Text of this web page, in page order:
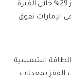
الطاقة الشمسية العالمي بمعدلات لا تتجاوز 29% خلال الفترة
في الإمارات تفوق
الطاقة الشمسية
القفز بمعدلات